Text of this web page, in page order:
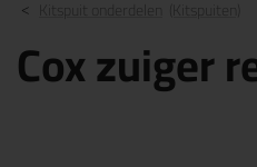
Cox zuiger